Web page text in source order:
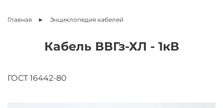
Главная Энциклопедия кабелей
Кабель ВВГз-ХЛ - 1кВ
ГОСТ 16442-80